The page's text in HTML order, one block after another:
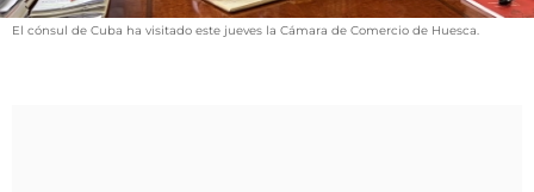
CARTELERA
El cónsul de Cuba ha visitado este jueves la Cámara de Comercio de Huesca.